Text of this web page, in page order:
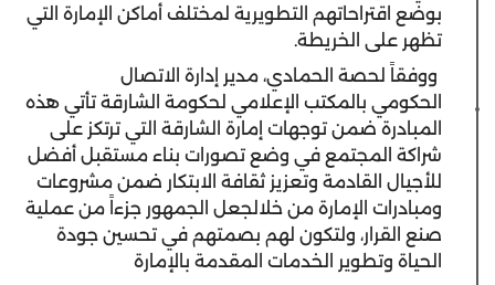
بوضع اقتراحاتهم التطويرية لمختلف أماكن الإمارة التي
تظهر على الخريطة.
ووفقاً لحصة الحمادي، مدير إدارة الاتصال
الحكومي بالمكتب الإعلامي لحكومة الشارقة تأتي هذه
المبادرة ضمن توجهات إمارة الشارقة التي ترتكز على
شراكة المجتمع في وضع تصورات بناء مستقبل أفضل
للأجيال القادمة وتعزيز ثقافة الابتكار ضمن مشروعات
ومبادرات الإمارة من خلالجعل الجمهور جزءاً من عملية
صنع القرار، ولتكون لهم بصمتهم في تحسين جودة
الحياة وتطوير الخدمات المقدمة بالإمارة